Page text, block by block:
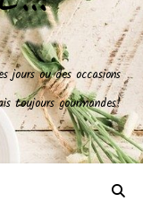
jours ou des occasions
toujours gourmandes!